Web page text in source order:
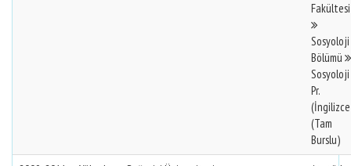
Fakültesi
Sosyoloji
Bölümü
Sosyoloji
Pr.
(Tam
Burslu)